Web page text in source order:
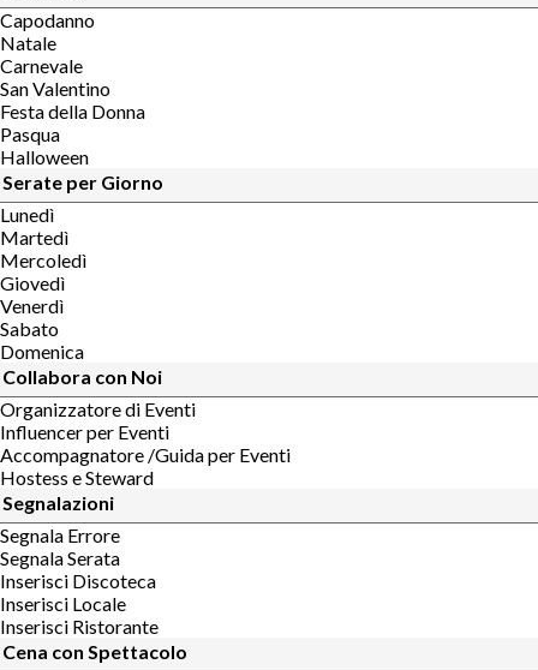
Capodanno
Natale
Carnevale
San Valentino
Festa della Donna
Pasqua
Halloween
Serate per Giorno
Lunedì
Martedì
Mercoledì
Giovedì
Venerdì
Sabato
Domenica
Collabora con Noi
Organizzatore di Eventi
Influencer per Eventi
Accompagnatore /Guida per Eventi
Hostess e Steward
Segnalazioni
Segnala Errore
Segnala Serata
Inserisci Discoteca
Inserisci Locale
Inserisci Ristorante
Cena con Spettacolo